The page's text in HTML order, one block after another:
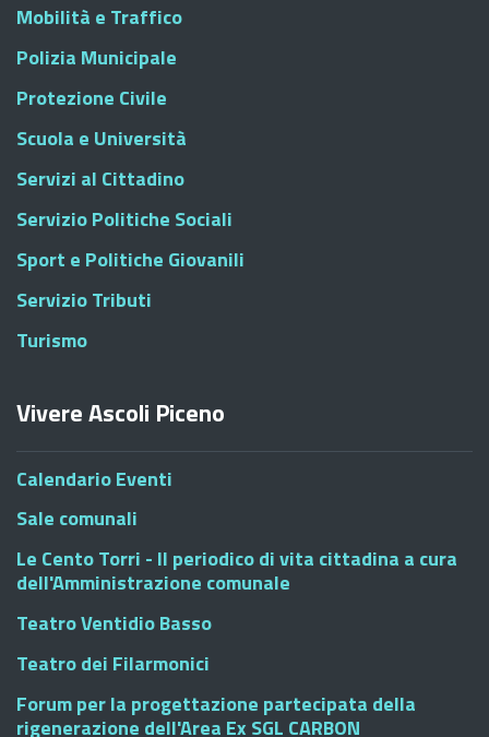
Mobilità e Traffico
Polizia Municipale
Protezione Civile
Scuola e Università
Servizi al Cittadino
Servizio Politiche Sociali
Sport e Politiche Giovanili
Servizio Tributi
Turismo
Vivere Ascoli Piceno
Calendario Eventi
Sale comunali
Le Cento Torri - Il periodico di vita cittadina a cura
dell'Amministrazione comunale
Teatro Ventidio Basso
Teatro dei Filarmonici
Forum per la progettazione partecipata della
rigenerazione dell'Area Ex SGL CARBON